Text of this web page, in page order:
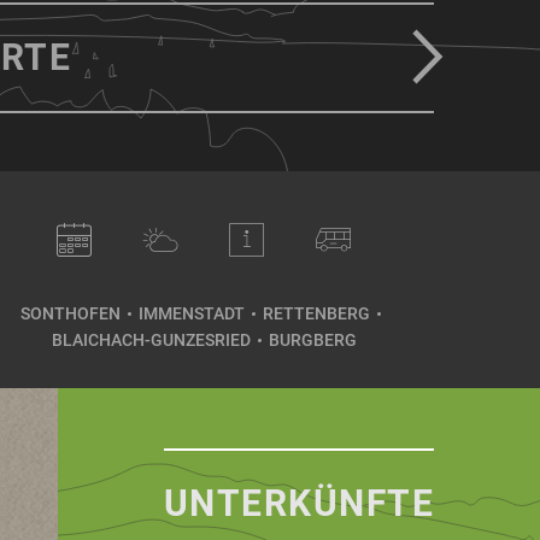
SONTHOFEN IMMENSTADT
RETTENBERG
BLAICHACH-GUNZESRIED
BURGBERG
UNTERKÜNFTE